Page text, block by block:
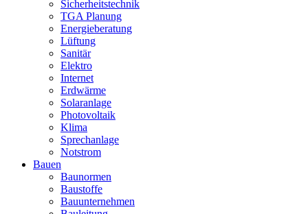
Sicherheitstechnik
TGA Planung
Energieberatung
Lüftung
Sanitär
Elektro
Internet
Erdwärme
Solaranlage
Photovoltaik
Klima
Sprechanlage
Notstrom
Bauen
Baunormen
Baustoffe
Bauunternehmen